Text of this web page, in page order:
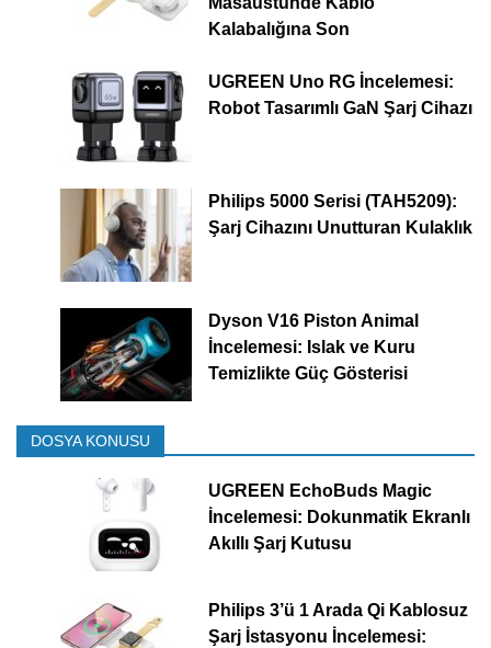
Kalabalığına Son
UGREEN Uno RG İncelemesi:
Robot Tasarımlı GaN Şarj Cihazı
Philips 5000 Serisi (TAH5209):
Şarj Cihazını Unutturan Kulaklık
Dyson V16 Piston Animal
İncelemesi: Islak ve Kuru
Temizlikte Güç Gösterisi
DOSYA KONUSU
UGREEN EchoBuds Magic
İncelemesi: Dokunmatik Ekranlı
Akıllı Şarj Kutusu
Philips 3’ü 1 Arada Qi Kablosuz
Şarj İstasyonu İncelemesi: